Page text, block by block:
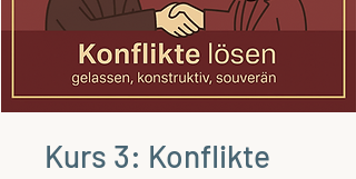
Kurs 3: Konflikte